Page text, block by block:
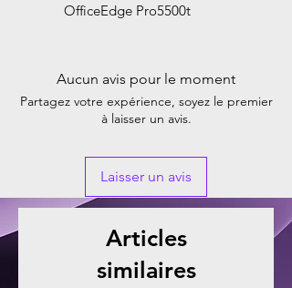
OfficeEdge Pro5500t
Aucun avis pour le moment
Partagez votre expérience, soyez le premier
à laisser un avis.
Laisser un avis
Articles
similaires